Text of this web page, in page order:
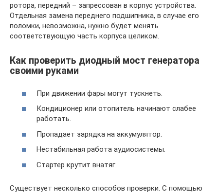
ротора, передний – запрессован в корпус устройства.
Отдельная замена переднего подшипника, в случае его
поломки, невозможна, нужно будет менять
соответствующую часть корпуса целиком.
Как проверить диодный мост генератора
своими руками
При движении фары могут тускнеть.
Кондиционер или отопитель начинают слабее
работать.
Пропадает зарядка на аккумулятор.
Нестабильная работа аудиосистемы.
Стартер крутит внатяг.
Существует несколько способов проверки. С помощью